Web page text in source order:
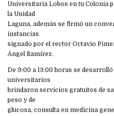
Universitaria Lobos en tu Colonia
la Unidad
Laguna, además se firmó un
instancias
signado por el rector Octavio
Ángel Ramírez.
De 9:00 a 13:00 horas se
universitarios
brindaron servicios gratuitos de
peso y de
glucosa, consulta en medicina